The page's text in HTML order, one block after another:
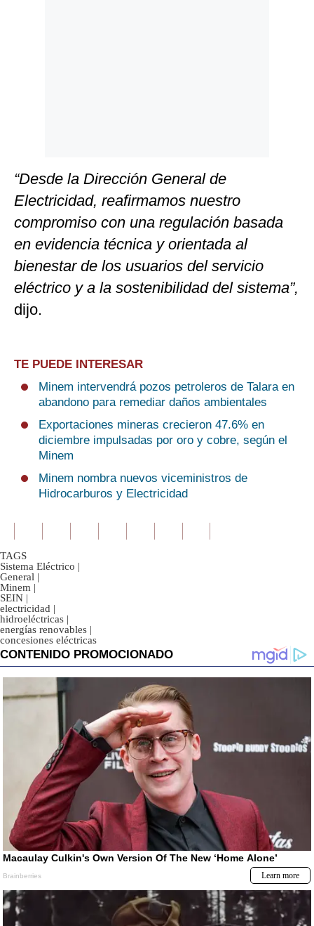
“Desde la Dirección General de
Electricidad, reafirmamos nuestro
compromiso con una regulación basada
en evidencia técnica y orientada al
bienestar de los usuarios del servicio
eléctrico y a la sostenibilidad del sistema”,
dijo.
TE PUEDE INTERESAR
Minem intervendrá pozos petroleros de Talara en
abandono para remediar daños ambientales
Exportaciones mineras crecieron 47.6% en
diciembre impulsadas por oro y cobre, según el
Minem
Minem nombra nuevos viceministros de
Hidrocarburos y Electricidad
TAGS
Sistema Eléctrico |
General |
Minem |
SEIN |
electricidad |
hidroeléctricas |
energías renovables |
concesiones eléctricas